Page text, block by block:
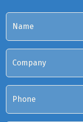
Name
Company
Phone